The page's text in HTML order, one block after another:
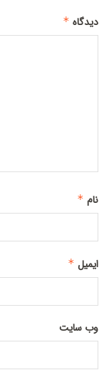
دیدگاه *
نام *
ایمیل *
وب‌ سایت